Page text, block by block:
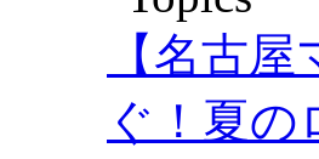
【名古
ぐ！夏